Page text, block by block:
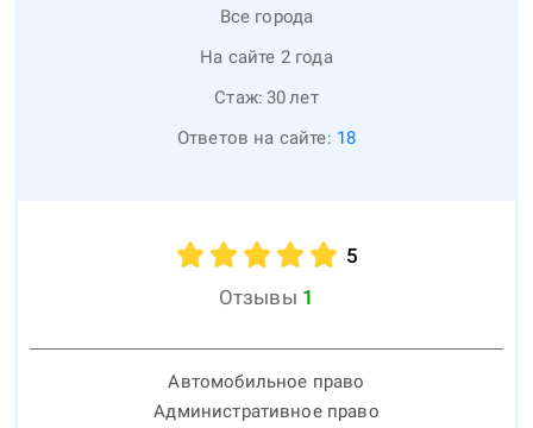
Все города
На сайте 2 года
Стаж: 30лет
Ответов на сайте: 18
5
Отзывы 1
Автомобильное право
Административное право